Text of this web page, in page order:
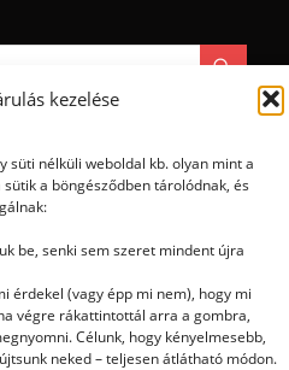
kezelése
süti nélküli weboldal kb. olyan mint a
a böngésződben tárolódnak, és
be, senki sem szeret mindent újra
érdekel (vagy épp mi nem), hogy mi
végre rákattintottál arra a gombra,
Célunk, hogy kényelmesebb,
neked – teljesen átlátható módon.
Kutya Párt - Minden jog fenntartva